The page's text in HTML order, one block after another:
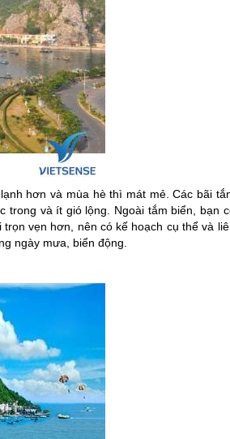
hơn và mùa hè thì mát mẻ. Các bãi
trong và ít gió lộng. Ngoài tắm biển, bạn
vẹn hơn, nên có kế hoạch cụ thể và
ngày mưa, biển động.